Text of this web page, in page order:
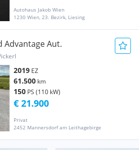
Autohaus Jakob Wien
1230 Wien, 23. Bezirk, Liesing
Advantage Aut.
2019 EZ
61.500 km
150 PS (110 kW)
Privat
2452 Mannersdorf am Leithagebirge
€ 21.900